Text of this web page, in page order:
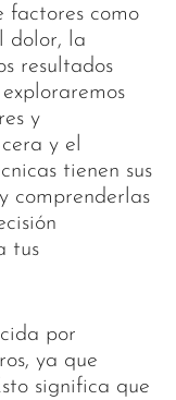
factores como
dolor, la
resultados
y
y el
tienen sus
comprenderlas
tus
por
ya que
significa que